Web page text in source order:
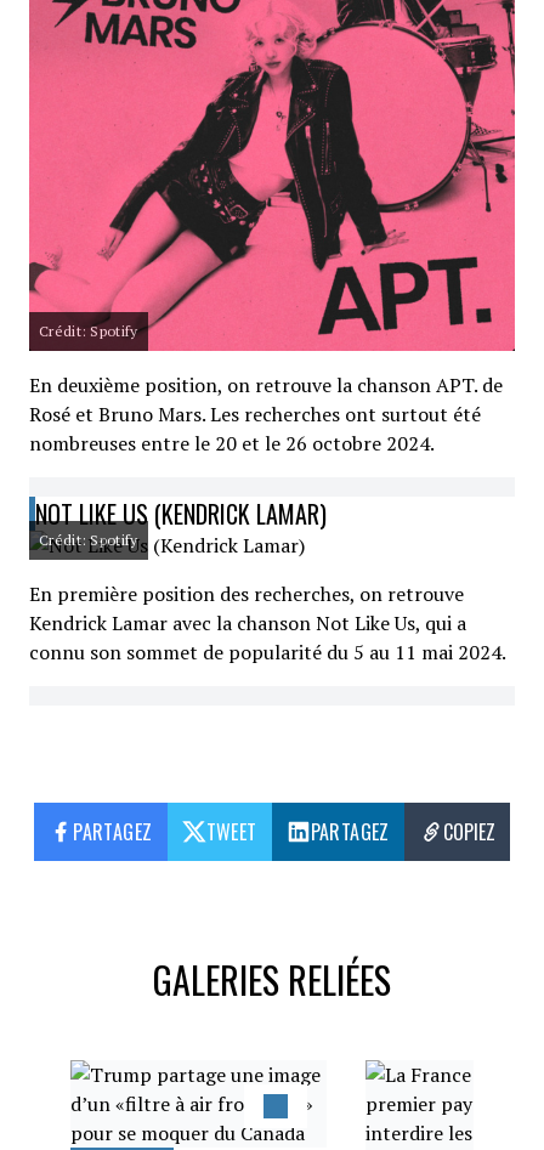
Crédit: Spotify
En deuxième position, on retrouve la chanson APT. de
Rosé et Bruno Mars. Les recherches ont surtout été
nombreuses entre le 20 et le 26 octobre 2024.
NOT LIKE US (KENDRICK LAMAR)
Crédit: Spotify
En première position des recherches, on retrouve
Kendrick Lamar avec la chanson Not Like Us, qui a
connu son sommet de popularité du 5 au 11 mai 2024.
PARTAGEZ TWEET PARTAGEZ COPIEZ
GALERIES RELIÉES